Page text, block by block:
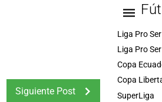
Siguiente Post
Liga Pro
Liga Pro
Copa
Copa
SuperLiga